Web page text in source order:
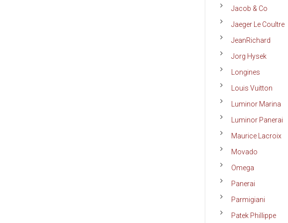
Jacob & Co
Jaeger Le Coultre
JeanRichard
Jorg Hysek
Longines
Louis Vuitton
Luminor Marina
Luminor Panerai
Maurice Lacroix
Movado
Omega
Panerai
Parmigiani
Patek Phillippe